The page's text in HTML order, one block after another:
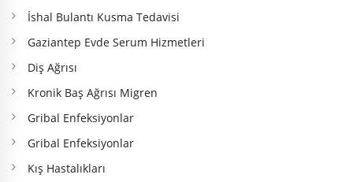
İshal Bulantı Kusma Tedavisi
Gaziantep Evde Serum Hizmetleri
Diş Ağrısı
Kronik Baş Ağrısı Migren
Gribal Enfeksiyonlar
Gribal Enfeksiyonlar
Kış Hastalıkları